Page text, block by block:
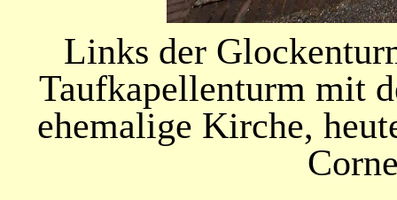
Links der
Taufkapellenturm mit
ehemalige Kirche,